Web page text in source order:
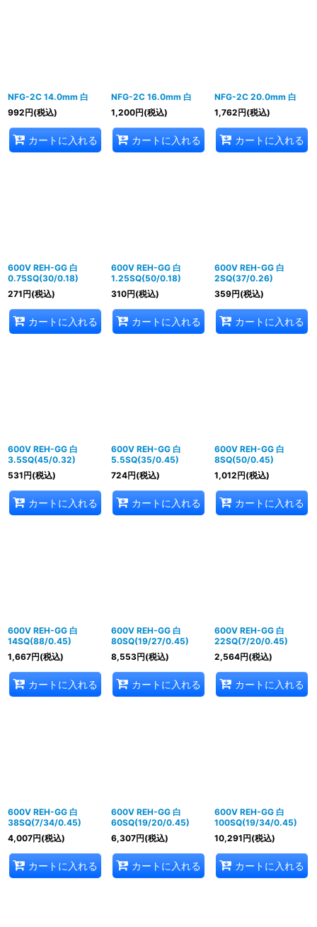
NFG-2C 14.0mm 白
992円(税込)
カートに入れる
NFG-2C 16.0mm 白
1,200円(税込)
カートに入れる
NFG-2C 20.0mm 白
1,762円(税込)
カートに入れる
600V REH-GG 白
0.75SQ(30/0.18)
271円(税込)
カートに入れる
600V REH-GG 白
1.25SQ(50/0.18)
310円(税込)
カートに入れる
600V REH-GG 白
2SQ(37/0.26)
359円(税込)
カートに入れる
600V REH-GG 白
3.5SQ(45/0.32)
531円(税込)
カートに入れる
600V REH-GG 白
5.5SQ(35/0.45)
724円(税込)
カートに入れる
600V REH-GG 白
8SQ(50/0.45)
1,012円(税込)
カートに入れる
600V REH-GG 白
14SQ(88/0.45)
1,667円(税込)
カートに入れる
600V REH-GG 白
80SQ(19/27/0.45)
8,553円(税込)
カートに入れる
600V REH-GG 白
22SQ(7/20/0.45)
2,564円(税込)
カートに入れる
600V REH-GG 白
38SQ(7/34/0.45)
4,007円(税込)
カートに入れる
600V REH-GG 白
60SQ(19/20/0.45)
6,307円(税込)
カートに入れる
600V REH-GG 白
100SQ(19/34/0.45)
10,291円(税込)
カートに入れる